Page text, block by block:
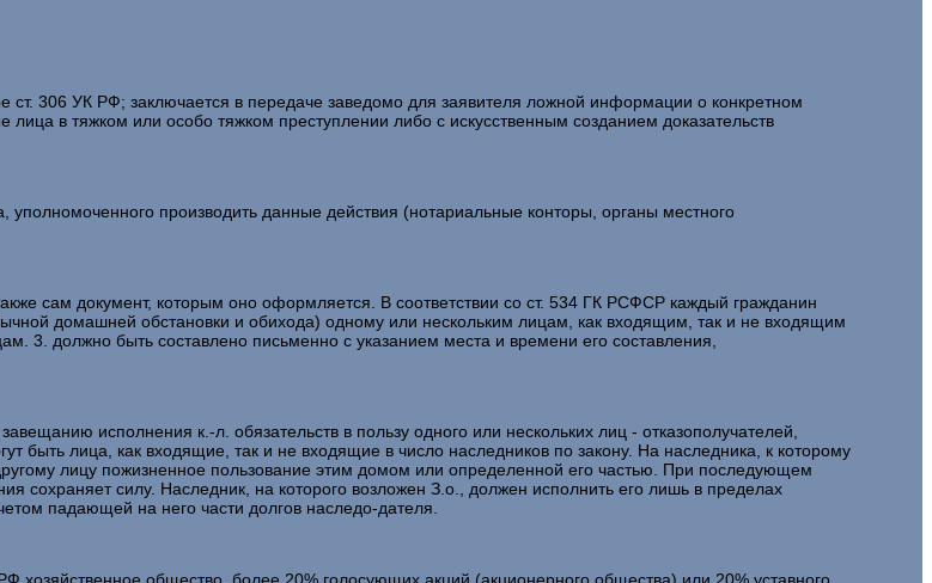
УК РФ; заключается в передаче заведомо для заявителя ложной информации о конкретном
в тяжком или особо тяжком преступлении либо с искусственным созданием доказательств
производить данные действия (нотариальные конторы, органы местного
сам документ, которым оно оформляется. В соответствии со ст. 534 ГК РСФСР каждый гражданин
домашней обстановки и обихода) одному или нескольким лицам, как входящим, так и не входящим
3. должно быть составлено письменно с указанием места и времени его составления,
исполнения к.-л. обязательств в пользу одного или нескольких лиц - отказополучателей,
быть лица, как входящие, так и не входящие в число наследников по закону. На наследника, к которому
лицу пожизненное пользование этим домом или определенной его частью. При последующем
сохраняет силу. Наследник, на которого возложен З.о., должен исполнить его лишь в пределах
падающей на него части долгов наследо-дателя.
общество, более 20% голосующих акций (акционерного общества) или 20% уставного